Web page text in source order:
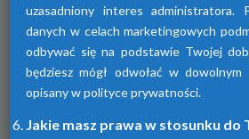
Osuszacze
Urządzenia te przyczyniają się
powietrza za pomocą
dostępne w różnych seriach.
uzasadniony interes administratora.
danych w celach marketingowych
odbywać się na podstawie Twojej
będziesz mógł odwołać w
opisany w polityce prywatności.
Jakie masz prawa w stosunku do